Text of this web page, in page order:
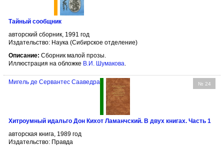
Тайный сообщник
авторский сборник, 1991 год
Издательство: Наука (Сибирское отделение)
Описание: Сборник малой прозы.
Иллюстрация на обложке В.И. Шумакова.
№ 24
Мигель де Сервантес Сааведра
Хитроумный идальго Дон Кихот Ламанчский. В двух книгах. Часть 1
авторская книга, 1989 год
Издательство: Правда